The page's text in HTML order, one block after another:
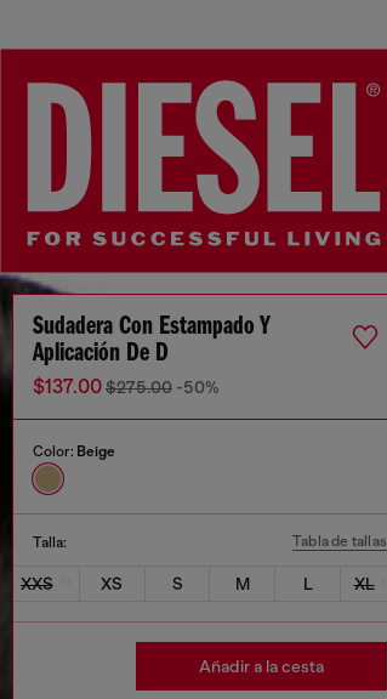
Sudadera Con Estampado Y
Aplicación De D
$137.00$275.00 -50%
Color: Beige
Talla: Tabla de tallas
XXS XS S M L XL
Añadir a la cesta